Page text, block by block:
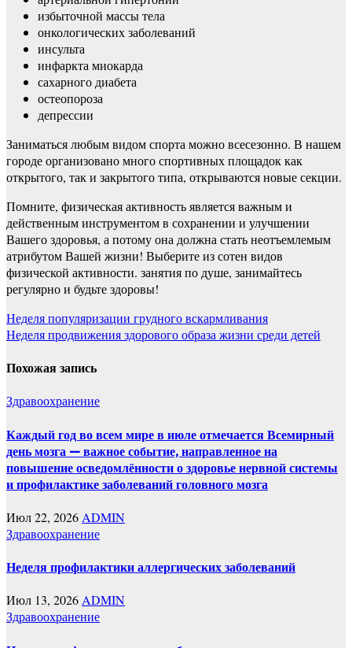
избыточной массы тела
онкологических заболеваний
инсульта
инфаркта миокарда
сахарного диабета
остеопороза
депрессии
Заниматься любым видом спорта можно всесезонно. В нашем
городе организовано много спортивных площадок как
открытого, так и закрытого типа, открываются новые секции.
Помните, физическая активность является важным и
действенным инструментом в сохранении и улучшении
Вашего здоровья, а потому она должна стать неотъемлемым
атрибутом Вашей жизни! Выберите из сотен видов
физической активности. занятия по душе, занимайтесь
регулярно и будьте здоровы!
Навигация
по
записям
Неделя популяризации грудного вскармливания
Неделя продвижения здорового образа жизни среди детей
Похожая запись
Здравоохранение
Каждый год во всем мире в июле отмечается Всемирный
день мозга — важное событие, направленное на
повышение осведомлённости о здоровье нервной системы
и профилактике заболеваний головного мозга
Июл 22, 2026 ADMIN
Здравоохранение
Неделя профилактики аллергических заболеваний
Июл 13, 2026ADMIN
Здравоохранение